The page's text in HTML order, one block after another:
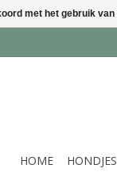
HOME HONDJES
met het gebruik